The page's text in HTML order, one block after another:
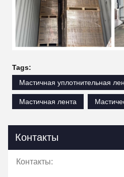
Tags:
Мастичная уплотнительная
Мастичная лента
Контакты
Контакты: